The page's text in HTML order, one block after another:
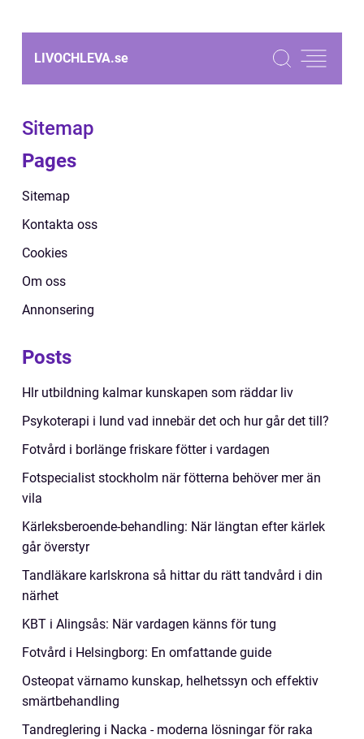
LIVOCHLEVA.se
Sitemap
Pages
Sitemap
Kontakta oss
Cookies
Om oss
Annonsering
Posts
Hlr utbildning kalmar kunskapen som räddar liv
Psykoterapi i lund vad innebär det och hur går det till?
Fotvård i borlänge friskare fötter i vardagen
Fotspecialist stockholm när fötterna behöver mer än
vila
Kärleksberoende-behandling: När längtan efter kärlek
går överstyr
Tandläkare karlskrona så hittar du rätt tandvård i din
närhet
KBT i Alingsås: När vardagen känns för tung
Fotvård i Helsingborg: En omfattande guide
Osteopat värnamo kunskap, helhetssyn och effektiv
smärtbehandling
Tandreglering i Nacka - moderna lösningar för raka